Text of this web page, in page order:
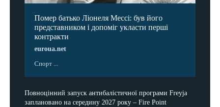
Помер батько Ліонеля Мессі: був його
представником і допоміг укласти перші
контракти
euroua.net
Спорт ...
Повноцінний запуск антибалістичної програми Freyja
заплановано на середину 2027 року – Fire Point